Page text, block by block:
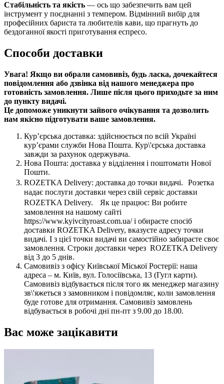
Стабільність та якість — ось що забезпечить вам цей
інструмент у поєднанні з темпером. Відмінний вибір для
професійних бариста та любителів кави, що прагнуть до
бездоганної якості приготування еспресо.
Способи доставки
Увага! Якщо ви обрали самовивіз, будь ласка, дочекайтеся
повідомлення або дзвінка від нашого менеджера про
готовність замовлення. Лише після цього приходьте за ним
до пункту видачі.
Це допоможе уникнути зайвого очікування та дозволить
нам якісно підготувати ваше замовлення.
Кур’єрська доставка: здійснюється по всій Україні
кур’єрами служби Нова Пошта. Кур\'єрська доставка
завжди за рахунок одержувача.
Нова Пошта: доставка у відділення і поштомати Нової
Пошти.
ROZETKA Delivery: доставка до точки видачі. Розетка
надає послуги доставки через свій сервіс доставки
ROZETKA Delivery. Як це працює: Ви робите
замовлення на нашому сайті
https://www.kyivcityroast.com.ua/ і обираєте спосіб
доставки ROZETKA Delivery, вказуєте адресу точки
видачі. І з цієї точки видачі ви самостійно забираєте своє
замовлення. Строки доставки через ROZETKA Delivery
від 3 до 5 днів.
Самовивіз з офісу Київської Міської Ростерії: наша
адреса – м. Київ, вул. Голосіївська, 13 (Гугл карти).
Самовивіз відбувається після того як менеджер магазину
зв\'яжеться з замовником і повідомляє, коли замовлення
буде готове для отримання. Самовивіз замовлень
відбувається в робочі дні пн-пт з 9.00 до 18.00.
Вас може зацікавити